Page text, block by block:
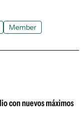
Member
con nuevos máximos